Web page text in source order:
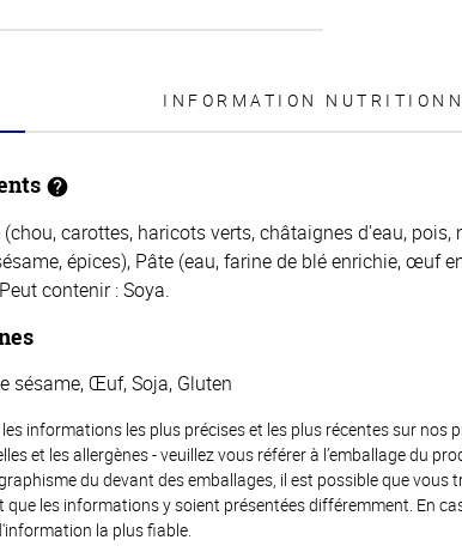
INFORMATION
(chou, carottes, haricots verts, châtaignes d'eau,
épices), Pâte (eau, farine de blé enrichie, œuf
contenir : Soya.
sésame, Œuf, Soja, Gluten
informations les plus précises et les plus récentes sur
et les allergènes - veuillez vous référer à l’emballage du
du devant des emballages, il est possible que vous
que les informations y soient présentées différemment. En
la plus fiable.